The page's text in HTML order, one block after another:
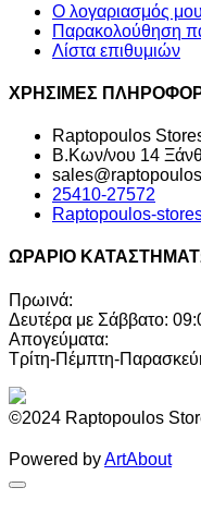
Ο λογαριασμός μου
Παρακολούθηση
Λίστα επιθυμιών
ΧΡΗΣΙΜΕΣ
Raptopoulos
Β.Κων/νου 14
25410-27572
Raptopoulos-
ΩΡΑΡΙΟ
Πρωινά:
Δευτέρα με Σάββατο:
Απογεύματα:
Τρίτη-Πέμπτη-
©2024 Raptopoulos
Powered byArtAbout